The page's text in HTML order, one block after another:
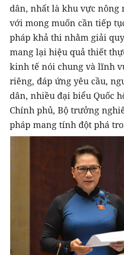
dân, nhất là khu vực nông
với mong muốn cần tiếp
pháp khả thi nhằm giải
mang lại hiệu quả thiết
kinh tế nói chung và lĩnh
riêng, đáp ứng yêu cầu,
dân, nhiều đại biểu Quốc
Chính phủ, Bộ trưởng
pháp mang tính đột phá